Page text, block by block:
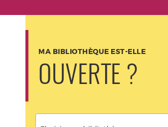
MA BIBLIOTHÈQUE EST-ELLE
OUVERTE ?